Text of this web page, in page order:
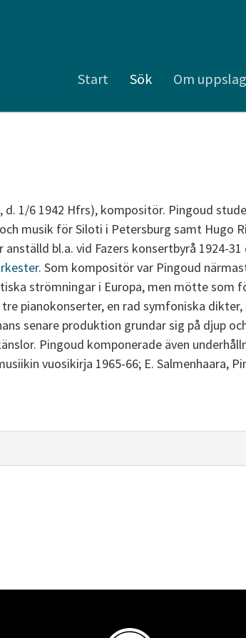
Start Sök Om
d. 1/6 1942 Hfrs), kompositör. Pingoud
musik för Siloti i Petersburg samt Hugo
anställd bl.a. vid Fazers konsertbyrå 1924-
. Som kompositör var Pingoud
strömningar i Europa, men mötte som
pianokonserter, en rad symfoniska
senare produktion grundar sig på djup
Pingoud komponerade även
vuosikirja 1965-66; E. Salmenhaara,